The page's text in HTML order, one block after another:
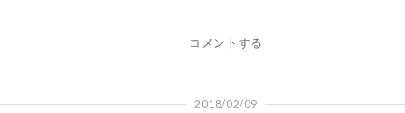
コメントする
2018/02/09